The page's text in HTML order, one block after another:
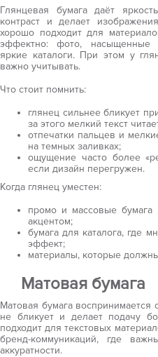
Глянцевая бумага даёт
контраст и делает
хорошо подходит для
эффектно: фото, насыщенные
яркие каталоги. При этом у
важно учитывать.
Что стоит помнить:
глянец сильнее бликует
за этого мелкий текст
отпечатки пальцев и
на темных заливках;
ощущение часто более
если дизайн перегружен.
Когда глянец уместен:
промо и массовые
акцентом;
бумага для каталога, где
эффект;
материалы, которые
Матовая бумага
Матовая бумага
не бликует и делает подачу
подходит для текстовых
бренд-коммуникаций, где
аккуратности.